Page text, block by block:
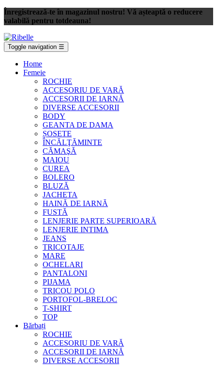
Înregistrează-te în magazinul nostru! Vă așteaptă o reducere
valabilă pentru totdeauna!
Toggle navigation ☰
Home
Femeie
ROCHIE
ACCESORIU DE VARĂ
ACCESORII DE IARNĂ
DIVERSE ACCESORII
BODY
GEANTA DE DAMA
ȘOSETE
ÎNCĂLŢĂMINTE
CĂMAŞĂ
MAIOU
CUREA
BOLERO
BLUZĂ
JACHETA
HAINĂ DE IARNĂ
FUSTĂ
LENJERIE PARTE SUPERIOARĂ
LENJERIE INTIMA
JEANS
TRICOTAJE
MARE
OCHELARI
PANTALONI
PIJAMA
TRICOU POLO
PORTOFOL-BRELOC
T-SHIRT
TOP
Bărbați
ROCHIE
ACCESORIU DE VARĂ
ACCESORII DE IARNĂ
DIVERSE ACCESORII